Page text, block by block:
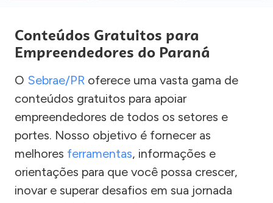
Conteúdos Gratuitos para
Empreendedores do Paraná
O Sebrae/PR oferece uma vasta gama de
conteúdos gratuitos para apoiar
empreendedores de todos os setores e
portes. Nosso objetivo é fornecer as
melhores ferramentas, informações e
orientações para que você possa crescer,
inovar e superar desafios em sua jornada